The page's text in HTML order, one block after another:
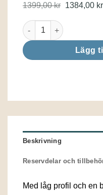
1399,00kr Det
1384,00 kr
Challenger K1 - Kajak
Lägg
Beskrivning
Reservdelar och
Med låg profil och en